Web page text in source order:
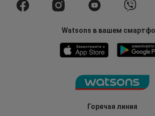
Горячая линия
Watsons в вашем